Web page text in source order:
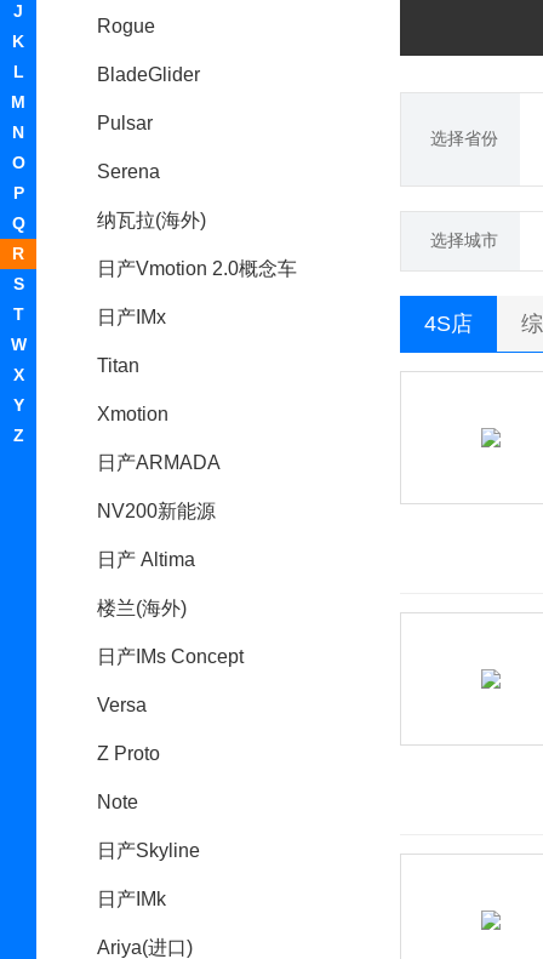
J
K
L
M
N
O
P
Q
R
S
T
W
X
Y
Z
Rogue
BladeGlider
Pulsar
Serena
纳瓦拉(海外)
日产Vmotion 2.0概念车
日产IMx
Titan
Xmotion
日产ARMADA
NV200新能源
日产 Altima
楼兰(海外)
日产IMs Concept
Versa
Z Proto
Note
日产Skyline
日产IMk
Ariya(进口)
选择省份
选择城市
4S店